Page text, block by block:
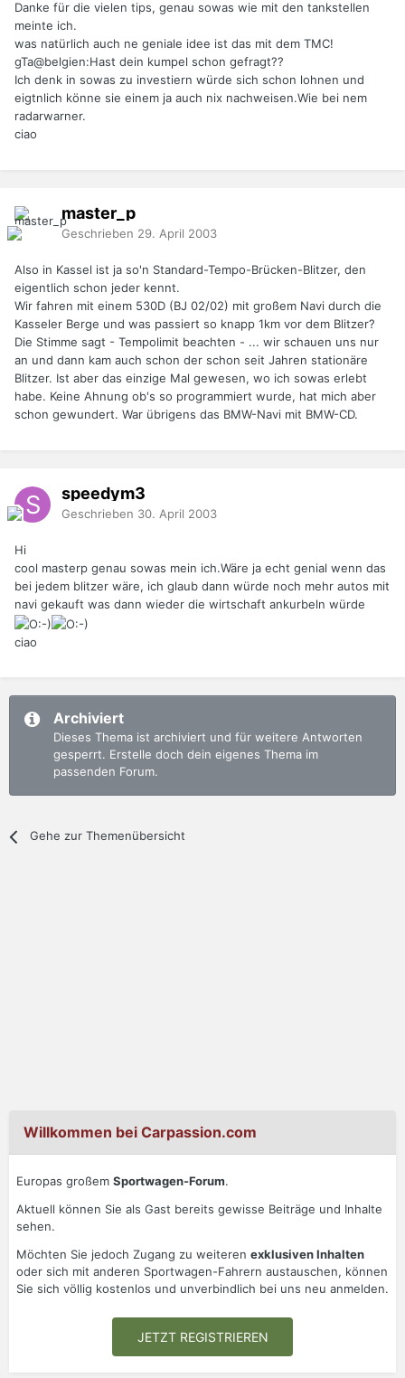
Danke für die vielen tips, genau sowas wie mit den tankstellen
meinte ich.
was natürlich auch ne geniale idee ist das mit dem TMC!
gTa@belgien:Hast dein kumpel schon gefragt??
Ich denk in sowas zu investiern würde sich schon lohnen und
eigtnlich könne sie einem ja auch nix nachweisen.Wie bei nem
radarwarner.
ciao
master_p
Geschrieben 29. April 2003
Also in Kassel ist ja so'n Standard-Tempo-Brücken-Blitzer, den
eigentlich schon jeder kennt.
Wir fahren mit einem 530D (BJ 02/02) mit großem Navi durch die
Kasseler Berge und was passiert so knapp 1km vor dem Blitzer?
Die Stimme sagt - Tempolimit beachten - ... wir schauen uns nur
an und dann kam auch schon der schon seit Jahren stationäre
Blitzer. Ist aber das einzige Mal gewesen, wo ich sowas erlebt
habe. Keine Ahnung ob's so programmiert wurde, hat mich aber
schon gewundert. War übrigens das BMW-Navi mit BMW-CD.
speedym3
Geschrieben 30. April 2003
Hi
cool masterp genau sowas mein ich.Wäre ja echt genial wenn das
bei jedem blitzer wäre, ich glaub dann würde noch mehr autos mit
navi gekauft was dann wieder die wirtschaft ankurbeln würde
ciao
Archiviert
Dieses Thema ist archiviert und für weitere Antworten
gesperrt. Erstelle doch dein eigenes Thema im
passenden Forum.
Gehe zur Themenübersicht
Willkommen bei Carpassion.com
Europas großem Sportwagen-Forum.
Aktuell können Sie als Gast bereits gewisse Beiträge und Inhalte
sehen.
Möchten Sie jedoch Zugang zu weiteren exklusiven Inhalten
oder sich mit anderen Sportwagen-Fahrern austauschen, können
Sie sich völlig kostenlos und unverbindlich bei uns neu anmelden.
JETZT REGISTRIEREN